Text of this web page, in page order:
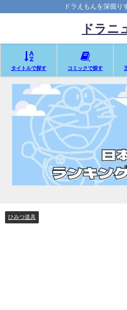
ドラえもんを深掘り
ドラニ
タイトルで探す コミックで探す
ひみつ道具